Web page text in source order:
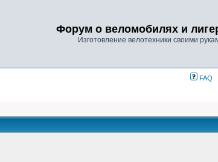
Форум о веломобилях и
Изготовление велотехники своими
FAQ